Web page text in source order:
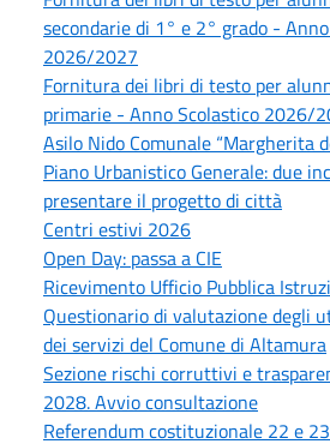
secondarie di 1° e 2° grado -
2026/2027
Fornitura dei libri di testo per
primarie - Anno Scolastico 2026/
Asilo Nido Comunale “Margherita
Piano Urbanistico Generale: due
presentare il progetto di città
Centri estivi 2026
Open Day: passa a CIE
Ricevimento Ufficio Pubblica
Questionario di valutazione degli
dei servizi del Comune di Altamura
Sezione rischi corruttivi e
2028. Avvio consultazione
Referendum costituzionale 22 e